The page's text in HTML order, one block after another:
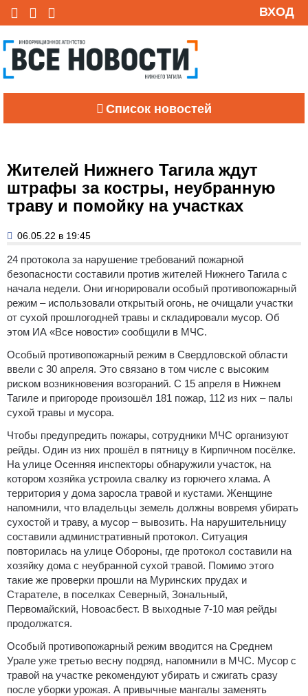
ВХОД
Список новостей
Жителей Нижнего Тагила ждут
штрафы за костры, неубранную
траву и помойку на участках
06.05.22 в 19:45
24 протокола за нарушение требований пожарной
безопасности составили против жителей Нижнего Тагила с
начала недели. Они игнорировали особый противопожарный
режим – использовали открытый огонь, не очищали участки
от сухой прошлогодней травы и складировали мусор. Об
этом ИА «Все новости» сообщили в МЧС.
Особый противопожарный режим в Свердловской области
ввели с 30 апреля. Это связано в том числе с высоким
риском возникновения возгораний. С 15 апреля в Нижнем
Тагиле и пригороде произошёл 181 пожар, 112 из них – палы
сухой травы и мусора.
Чтобы предупредить пожары, сотрудники МЧС организуют
рейды. Один из них прошёл в пятницу в Кирпичном посёлке.
На улице Осенняя инспекторы обнаружили участок, на
котором хозяйка устроила свалку из горючего хлама. А
территория у дома заросла травой и кустами. Женщине
напомнили, что владельцы земель должны вовремя убирать
сухостой и траву, а мусор – вывозить. На нарушительницу
составили административный протокол. Ситуация
повторилась на улице Обороны, где протокол составили на
хозяйку дома с неубранной сухой травой. Помимо этого
такие же проверки прошли на Муринских прудах и
Старателе, в поселках Северный, Зональный,
Первомайский, Новоасбест. В выходные 7-10 мая рейды
продолжатся.
Особый противопожарный режим вводится на Среднем
Урале уже третью весну подряд, напомнили в МЧС. Мусор с
травой на участке рекомендуют убирать и сжигать сразу
после уборки урожая. А привычные мангалы заменять